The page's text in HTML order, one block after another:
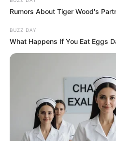
Rumors About Tiger Wood's
BUZZ DAY
What Happens If You Eat Eggs